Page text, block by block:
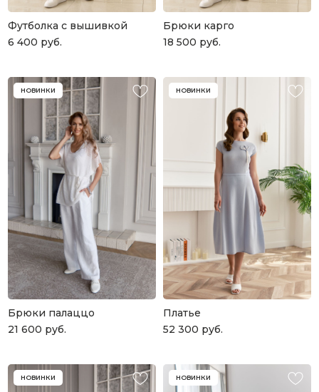
Футболка с вышивкой
6 400 руб.
Брюки карго
18 500 руб.
НОВИНКИ
Брюки палаццо
21 600 руб.
НОВИНКИ
Платье
52 300 руб.
НОВИНКИ НОВИНКИ